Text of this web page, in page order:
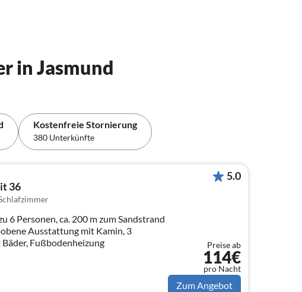
in Jasmund
Kostenfreie Stornierung
380 Unterkünfte
36
6 Personen, ca. 200 m zum Sandstrand
Ausstattung mit Kamin, 3
Bäder, Fußbodenheizung
5.0
Preise ab
114€
pro Nacht
Zum Angebot